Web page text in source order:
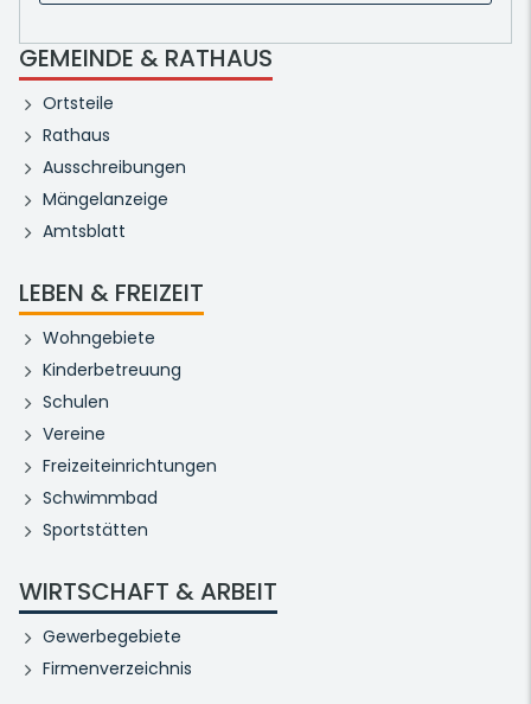
GEMEINDE & RATHAUS
Ortsteile
Rathaus
Ausschreibungen
Mängelanzeige
Amtsblatt
LEBEN & FREIZEIT
Wohngebiete
Kinderbetreuung
Schulen
Vereine
Freizeiteinrichtungen
Schwimmbad
Sportstätten
WIRTSCHAFT & ARBEIT
Gewerbegebiete
Firmenverzeichnis